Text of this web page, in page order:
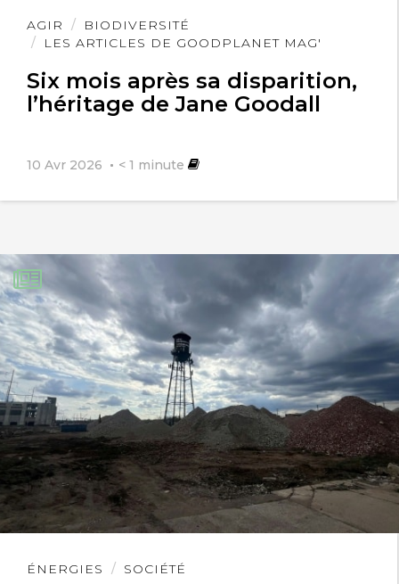
AGIR
BIODIVERSITÉ
LES ARTICLES DE GOODPLANET MAG'
Six mois après sa disparition,
l’héritage de Jane Goodall
10 Avr 2026 < 1 minute
Lire
l'article
ÉNERGIES SOCIÉTÉ
Lire